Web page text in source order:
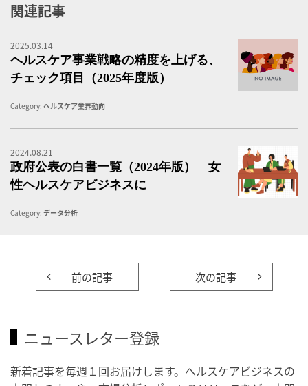
関連記事
2025.03.14
ヘルスケア事業戦略の精度を上げる、
チェック項目（2025年度版）
Category: ヘルスケア業界動向
2024.08.21
政府公表の白書一覧（2024年版） 女
性ヘルスケアビジネスに
Category: データ分析
前の記事 次の記事
ニュースレター登録
新着記事を毎週１回お届けします。ヘルスケアビジネスの